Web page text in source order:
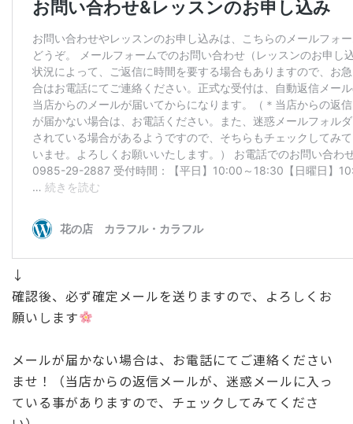
↓
確認後、必ず確定メールを送りますので、よろしくお
願いします
メールが届かない場合は、お電話にてご連絡ください
ませ！（当店からの返信メールが、迷惑メールに入っ
ている事がありますので、チェックしてみてくださ